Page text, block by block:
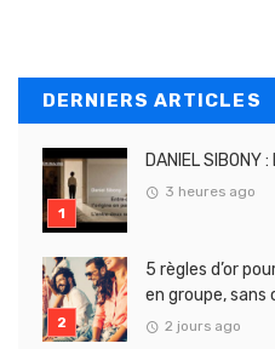
DERNIERS ARTICLES
DANIEL SIBONY :
3 heures ago
5 règles d’or
en groupe, sans
2 jours ago